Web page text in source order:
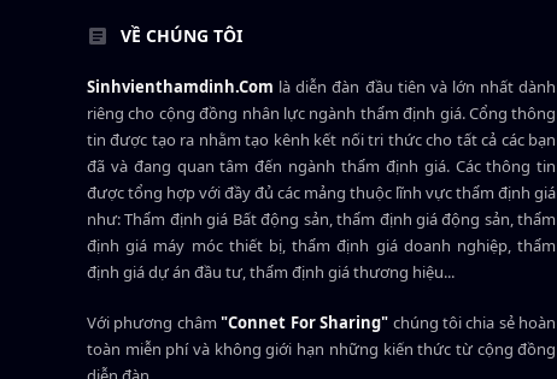
VỀ CHÚNG TÔI
Sinhvienthamdinh.Com là diễn đàn đầu tiên và lớn nhất dành
riêng cho cộng đồng nhân lực ngành thẩm định giá. Cổng thông
tin được tạo ra nhằm tạo kênh kết nối tri thức cho tất cả các bạn
đã và đang quan tâm đến ngành thẩm định giá. Các thông tin
được tổng hợp với đầy đủ các mảng thuộc lĩnh vực thẩm định giá
như: Thẩm định giá Bất động sản, thẩm định giá động sản, thẩm
định giá máy móc thiết bị, thẩm định giá doanh nghiệp, thẩm
định giá dự án đầu tư, thẩm định giá thương hiệu...
Với phương châm"Connet For Sharing" chúng tôi chia sẻ hoàn
toàn miễn phí và không giới hạn những kiến thức từ cộng đồng